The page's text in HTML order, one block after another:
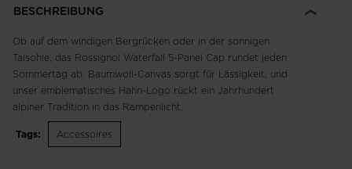
BESCHREIBUNG
Ob auf dem windigen Bergrücken oder in der sonnigen
Talsohle, das Rossignol Waterfall 5-Panel Cap rundet jeden
Sommertag ab. Baumwoll-Canvas sorgt für Lässigkeit, und
unser emblematisches Hahn-Logo rückt ein Jahrhundert
alpiner Tradition in das Rampenlicht.
Tags: Accessoires